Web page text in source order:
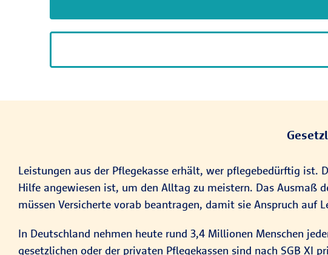
Leistungen aus der Pflegekasse erhält, wer pflegebedürftig
Hilfe angewiesen ist, um den Alltag zu meistern. Das Ausmaß
müssen Versicherte vorab beantragen, damit sie Anspruch auf
In Deutschland nehmen heute rund 3,4 Millionen Menschen
gesetzlichen oder der privaten Pflegekassen sind nach SGB XI